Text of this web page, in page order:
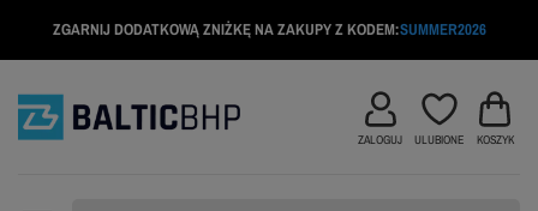
ZGARNIJ DODATKOWĄ ZNIŻKĘ NA ZAKUPY Z KODEM:SUMMER2026
ZALOGUJ ULUBIONE KOSZYK